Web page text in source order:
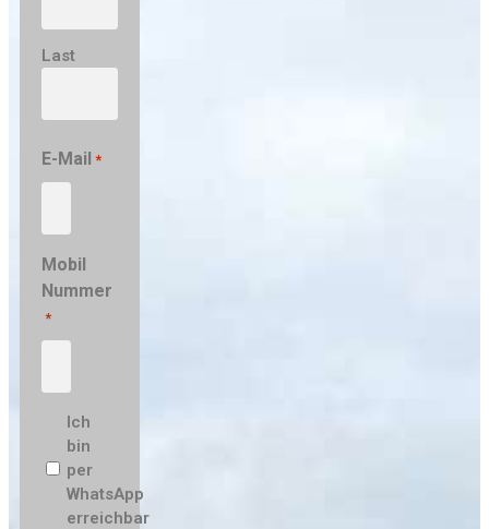
Last
E-Mail *
Mobil
Nummer
*
Ohne
Titel
Ich
bin
per
WhatsApp
erreichbar